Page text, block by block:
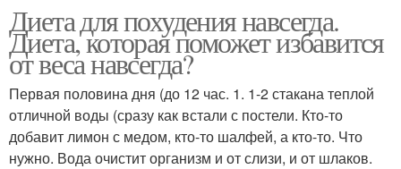
Диета для похудения навсегда.
Диета, которая поможет избавится
от веса навсегда?
Первая половина дня (до 12 час. 1. 1-2 стакана теплой
отличной воды (сразу как встали с постели. Кто-то
добавит лимон с медом, кто-то шалфей, а кто-то. Что
нужно. Вода очистит организм и от слизи, и от шлаков.